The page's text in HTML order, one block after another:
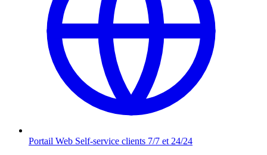
Portail Web Self-service clients 7/7 et 24/24